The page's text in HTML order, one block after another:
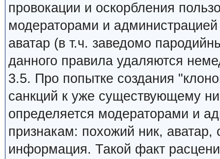
провокации и оскорбления
модераторами и
аватар (в т.ч. заведомо
данного правила удаляются
3.5. Про попытке создания
санкций к уже существующему
определяется модераторами и
признакам: похожий ник, аватар,
информация. Такой факт